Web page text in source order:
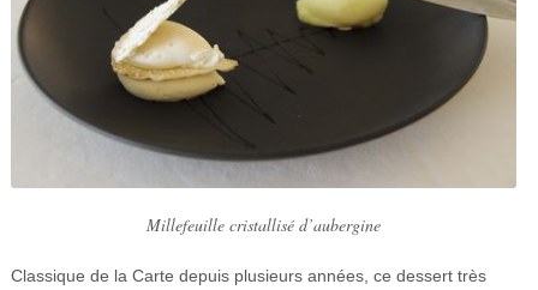
Millefeuille cristallisé d’aubergine
Classique de la Carte depuis plusieurs années, ce dessert très